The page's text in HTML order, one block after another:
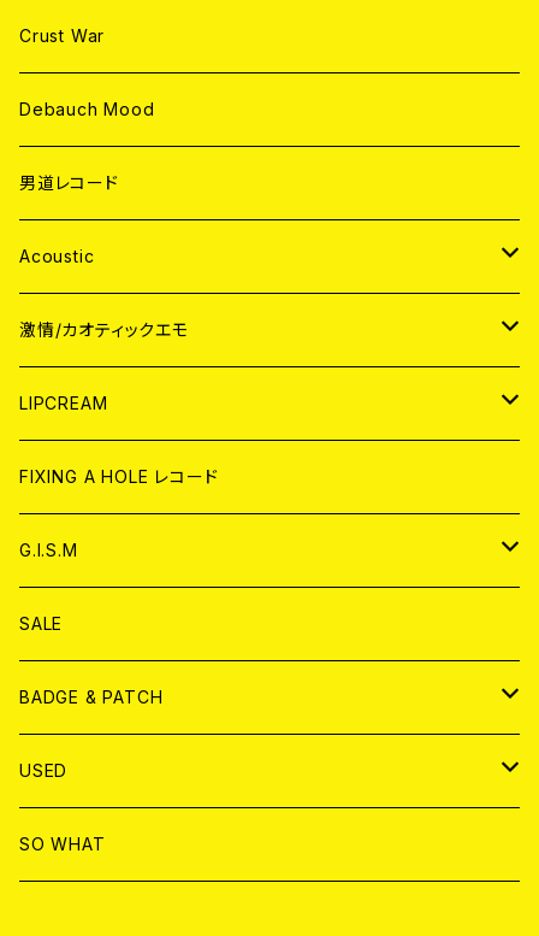
Crust War
Debauch Mood
男道レコード
Acoustic
JAPAN
CD
ANALOG
WORLD
CD
ANALOG
激情/カオティックエモ
JAPAN
CD
ANALOG
WORLD
CD
ANALOG
LIPCREAM
CD
アナログ
DVD
T-shirt & WEAR
FIXING A HOLE レコード
G.I.S.M
CD
ANALOG
T-SHIRT & WEAR
DVD
SALE
BADGE & PATCH
BADGE
PATCH
USED
書籍
SO WHAT